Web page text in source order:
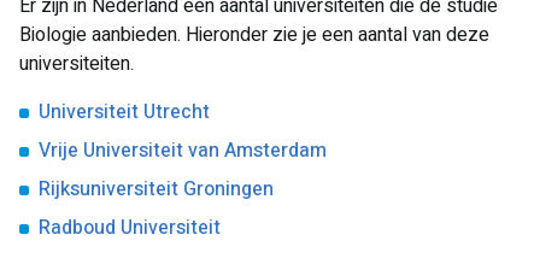
Er zijn in Nederland een aantal universiteiten die de studie
Biologie aanbieden. Hieronder zie je een aantal van deze
universiteiten.
Universiteit Utrecht
Vrije Universiteit van Amsterdam
Rijksuniversiteit Groningen
Radboud Universiteit